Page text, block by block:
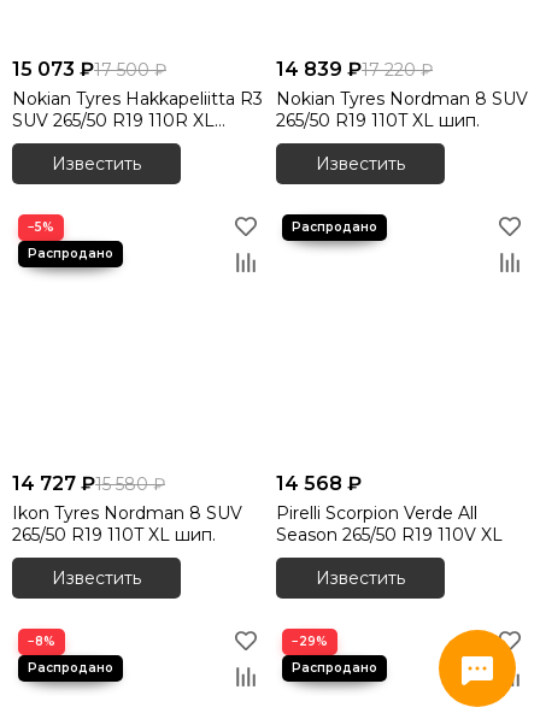
15 073 ₽17 500 ₽
Nokian Tyres Hakkapeliitta R3
SUV 265/50 R19 110R XL
RunFlat
Известить
14 839 ₽17 220 ₽
Nokian Tyres Nordman 8 SUV
265/50 R19 110T XL шип.
Известить
−5%
14 727 ₽15 580 ₽
Ikon Tyres Nordman 8 SUV
265/50 R19 110T XL шип.
Известить
14 568 ₽
Pirelli Scorpion Verde All
Season 265/50 R19 110V XL
Известить
−8% −29%